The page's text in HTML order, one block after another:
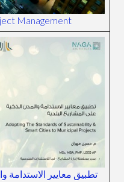
Management
تطبيق معايير الاستدامة